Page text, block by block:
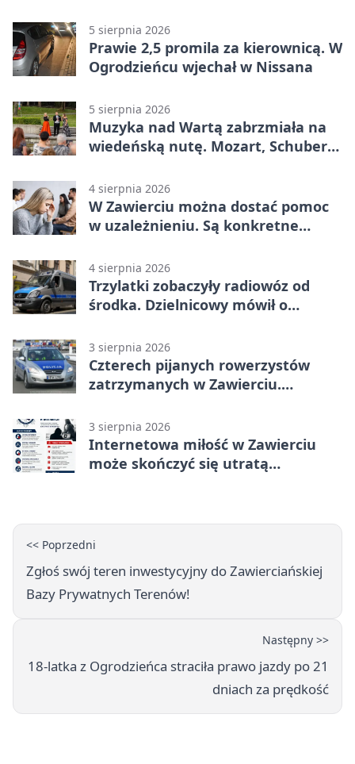
5 sierpnia 2026
Prawie 2,5 promila za kierownicą. W
Ogrodzieńcu wjechał w Nissana
5 sierpnia 2026
Muzyka nad Wartą zabrzmiała na
wiedeńską nutę. Mozart, Schubert i
4 sierpnia 2026
W Zawierciu można dostać pomoc
w uzależnieniu. Są konkretne
4 sierpnia 2026
Trzylatki zobaczyły radiowóz od
środka. Dzielnicowy mówił o
3 sierpnia 2026
Czterech pijanych rowerzystów
zatrzymanych w Zawierciu.
3 sierpnia 2026
Internetowa miłość w Zawierciu
może skończyć się utratą
<< Poprzedni
Zgłoś swój teren inwestycyjny do Zawierciańskiej
Bazy Prywatnych Terenów!
Następny >>
18-latka z Ogrodzieńca straciła prawo jazdy po 21
dniach za prędkość